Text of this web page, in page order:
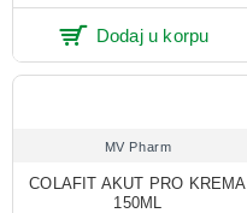
Dodaj u korpu
MV Pharm
COLAFIT AKUT PRO KREMA
150ML